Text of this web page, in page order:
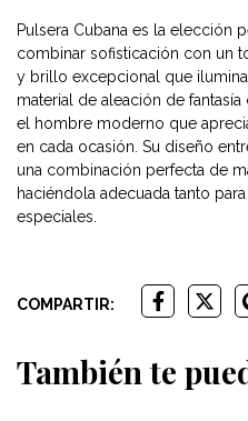
Pulsera Cubana es la elección
combinar sofisticación con un
y brillo excepcional que
material de aleación de
el hombre moderno que
en cada ocasión. Su diseño
una combinación perfecta de
haciéndola adecuada tanto
especiales.
COMPARTIR:
También te